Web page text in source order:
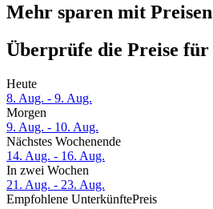
Mehr sparen mit
Überprüfe die Preise für
Heute
8. Aug. - 9. Aug.
Morgen
9. Aug. - 10. Aug.
Nächstes Wochenende
14. Aug. - 16. Aug.
In zwei Wochen
21. Aug. - 23. Aug.
Empfohlene UnterkünftePreis